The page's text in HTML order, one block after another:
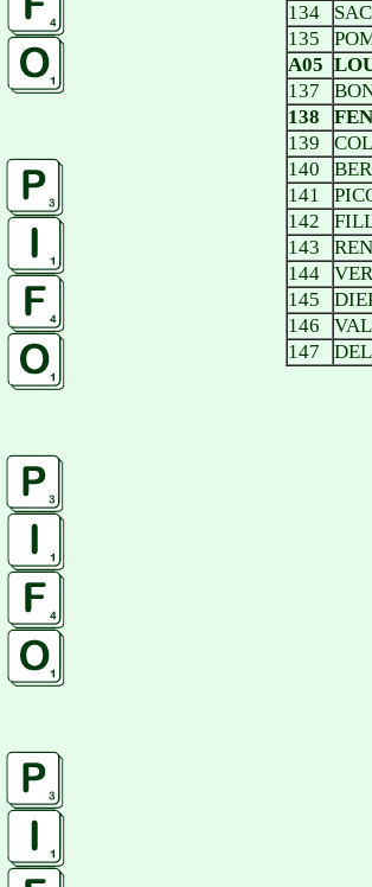
134
135
A05
137
138
139
140
141
142
143
144
145
146
147